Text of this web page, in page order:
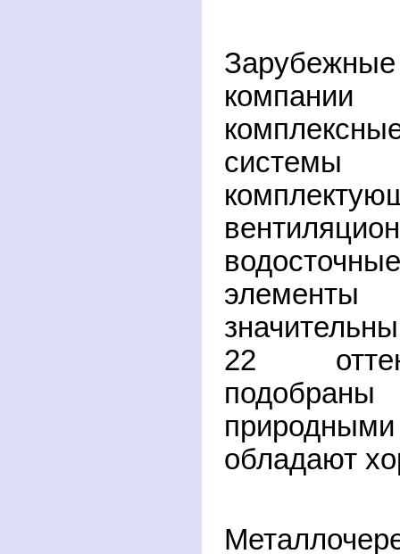
системы
элементы
22
подобраны
обладают